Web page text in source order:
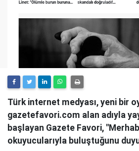
Türk internet medyası, yeni bir
gazetefavori.com alan adıyla
başlayan Gazete Favori,
okuyucularıyla buluştuğunu